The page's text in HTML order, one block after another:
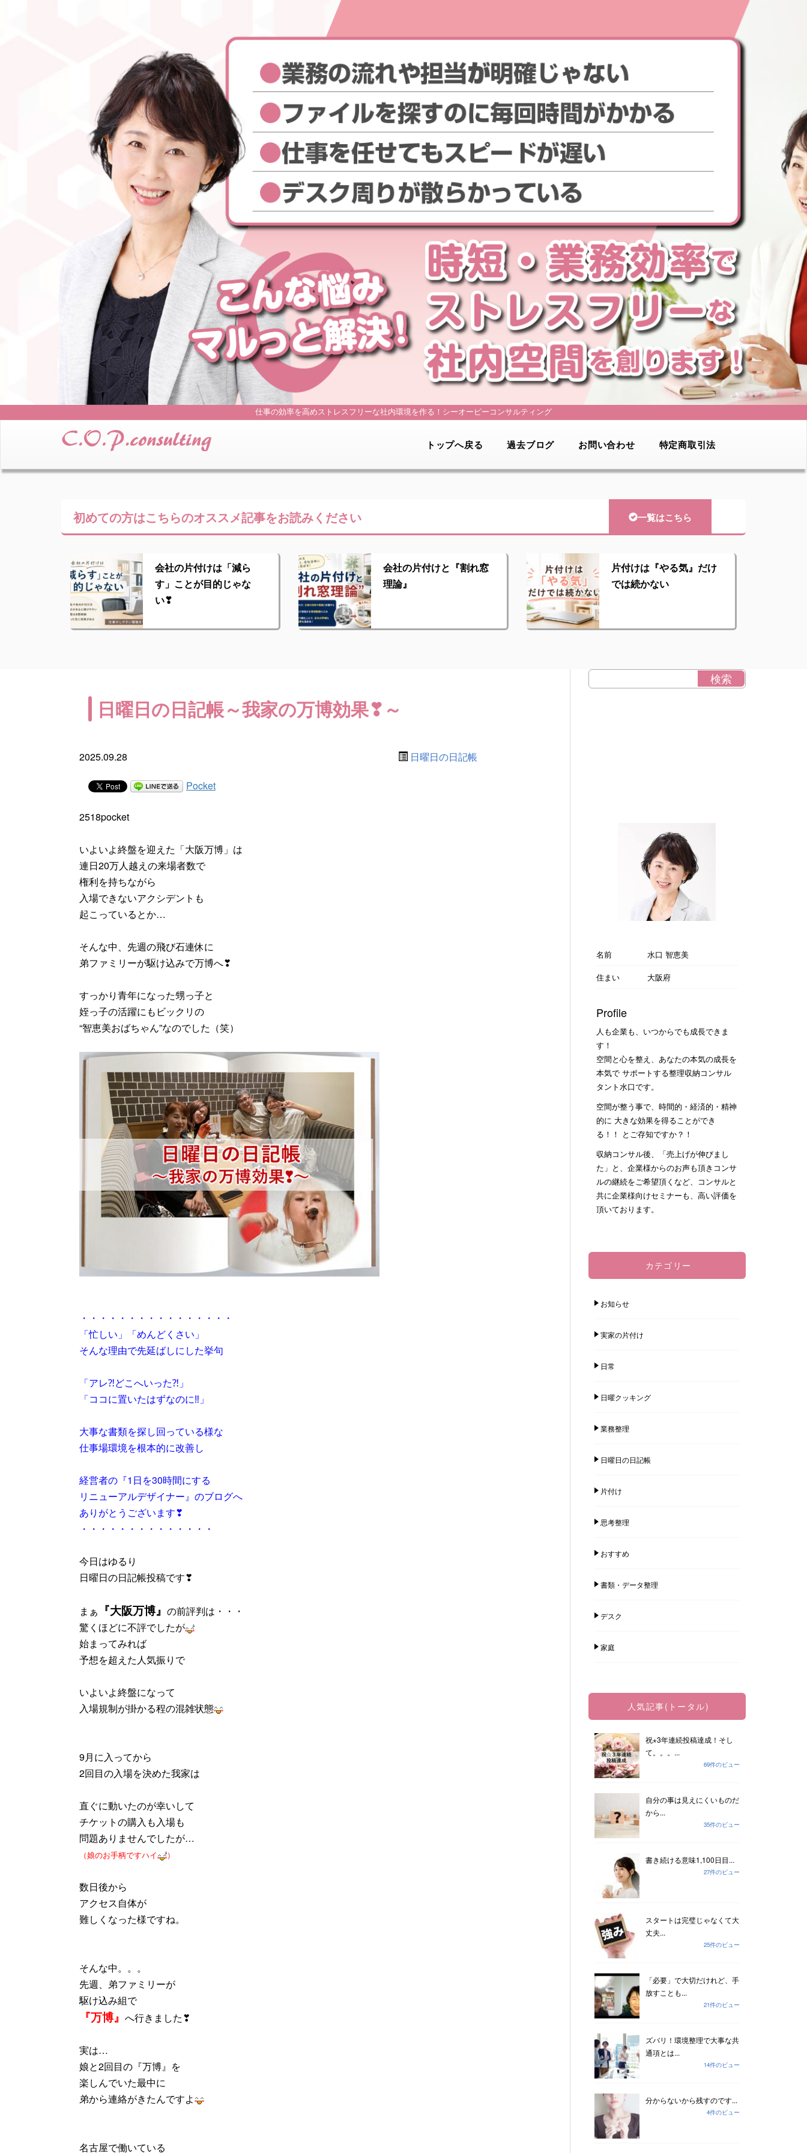
仕事の効率を高めストレスフリーな社内環境を作る！ シーオーピーコンサルティング
トップへ戻る 過去ブログ お問い合わせ 特定商取引法
初めての方はこちらのオススメ記事をお読みください 一覧はこちら
会社の片付けは「減ら
す」ことが目的じゃな
い❣
会社の片付けと『割れ窓
理論』
片付けは『やる気』だけ
では続かない
日曜日の日記帳～我家の万博効果❣～
2025.09.28 日曜日の日記帳
Pocket
2518pocket
いよいよ終盤を迎えた「大阪万博」は
連日20万人越えの来場者数で
権利を持ちながら
入場できないアクシデントも
起こっているとか…
そんな中、先週の飛び石連休に
弟ファミリーが駆け込みで万博へ❣
すっかり青年になった甥っ子と
姪っ子の活躍にもビックリの
“智恵美おばちゃん”なのでした（笑）
・・・・・・・・・・・・・・・・
「忙しい」「めんどくさい」
そんな理由で先延ばしにした挙句
「アレ⁈どこへいった⁈」
「ココに置いたはずなのに‼」
大事な書類を探し回っている様な
仕事場環境を根本的に改善し
経営者の『1日を30時間にする
リニューアルデザイナー』のブログへ
ありがとうございます❣
・・・・・・・・・・・・・・
今日はゆるり
日曜日の日記帳投稿です❣
まぁ 『大阪万博』 の前評判は・・・
驚くほどに不評でしたが
始まってみれば
予想を超えた人気振りで
いよいよ終盤になって
入場規制が掛かる程の混雑状態
9月に入ってから
2回目の入場を決めた我家は
直ぐに動いたのが幸いして
チケットの購入も入場も
問題ありませんでしたが…
（娘のお手柄ですハイ ）
数日後から
アクセス自体が
難しくなった様ですね。
そんな中。。。
先週、弟ファミリーが
駆け込み組で
『万博』 へ行きました❣
実は…
娘と2回目の『万博』を
楽しんでいた最中に
弟から連絡がきたんですよ
名古屋で働いている
名前
水口 智恵美
住まい
大阪府
Profile
人も企業も、いつからでも成長できま
す！
空間と心を整え、あなたの本気の成長を
本気で サポートする整理収納コンサル
タント水口です。
空間が整う事で、時間的・経済的・精神
的に 大きな効果を得ることができ
る！！ とご存知ですか？！
収納コンサル後、「売上げが伸びまし
た」と、企業様からのお声も頂きコンサ
ルの継続をご希望頂くなど、コンサルと
共に企業様向けセミナーも、高い評価を
頂いております。
カテゴリー
お知らせ
実家の片付け
日常
日曜クッキング
業務整理
日曜日の日記帳
片付け
思考整理
おすすめ
書類・データ整理
デスク
家庭
人気記事(トータル)
祝⋆3年連続投稿達成！そし
て。。。...
69件のビュー
自分の事は見えにくいものだ
から...
35件のビュー
書き続ける意味1,100日目...
27件のビュー
スタートは完璧じゃなくて大
丈夫...
25件のビュー
「必要」で大切だけれど、手
放すことも...
21件のビュー
ズバリ！環境整理で大事な共
通項とは...
14件のビュー
分からないから残すのです...
4件のビュー